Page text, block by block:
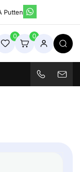
Putten
& Industriële
0 0